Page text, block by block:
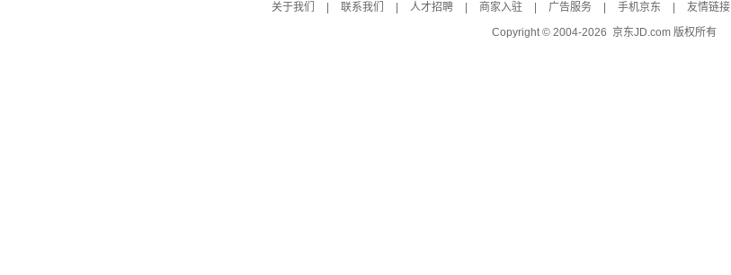
关于我们
联系我们 人才招聘 商家入驻 广告服务 手机京东 友情链接
Copyright © 2004-2026 京东JD.com 版权所有